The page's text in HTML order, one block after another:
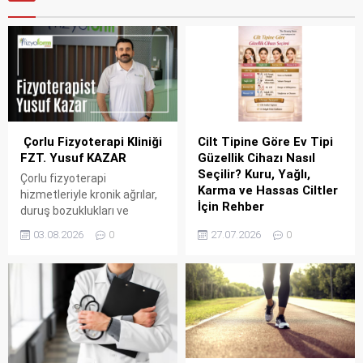
Çorlu Fizyoterapi Kliniği
FZT. Yusuf KAZAR
Çorlu fizyoterapi
hizmetleriyle kronik ağrılar,
duruş bozuklukları ve
yaşam kalitenizi olumsuz
Fizyoterapist Yusuf KAZAR
olarak, kişiye özel
değerlendirme ve bilimsel
temellere dayanan tedavi
yaklaşımlarıyla ağrılarınızı
azaltmayı, hareket
03.08.2026 0
Cilt Tipine Göre Ev Tipi
Güzellik Cihazı Nasıl
Seçilir? Kuru, Yağlı,
Karma ve Hassas Ciltler
İçin Rehber
alırken kullanıcıların en sık
yalnızca cihazın
özelliklerine odaklanıp kendi
cilt tiplerini yeterince
dikkate almamaktır. Oysa
aynı teknolojiye sahip iki
farklı cihaz, farklı cilt
27.07.2026 0